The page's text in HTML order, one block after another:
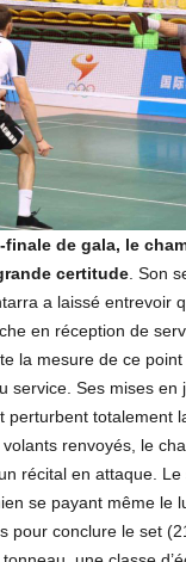
finale de gala, le
certitude. Son
a laissé entrevoir
en réception de
la mesure de ce
service. Ses mises en
perturbent totalement
renvoyés, le
récital en attaque.
se payant même le
pour conclure le set